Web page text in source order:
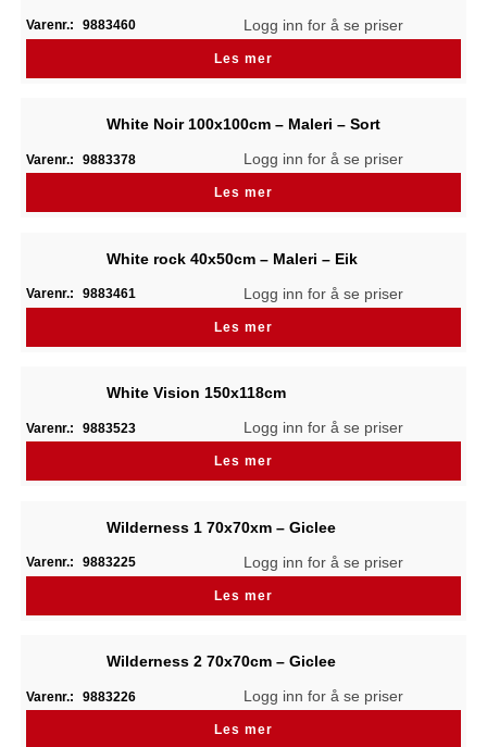
Varenr.: 9883460 Logg inn for å se priser
Les mer
White Noir 100x100cm – Maleri – Sort
Varenr.: 9883378 Logg inn for å se priser
Les mer
White rock 40x50cm – Maleri – Eik
Varenr.: 9883461 Logg inn for å se priser
Les mer
White Vision 150x118cm
Varenr.: 9883523 Logg inn for å se priser
Les mer
Wilderness 1 70x70xm – Giclee
Varenr.: 9883225 Logg inn for å se priser
Les mer
Wilderness 2 70x70cm – Giclee
Varenr.: 9883226 Logg inn for å se priser
Les mer